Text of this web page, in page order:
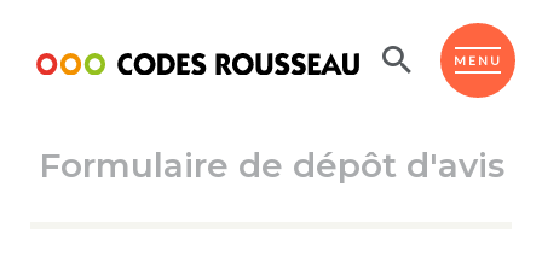
MENU
ESPACE ÉLÈVE
Formulaire de dépôt d'avis